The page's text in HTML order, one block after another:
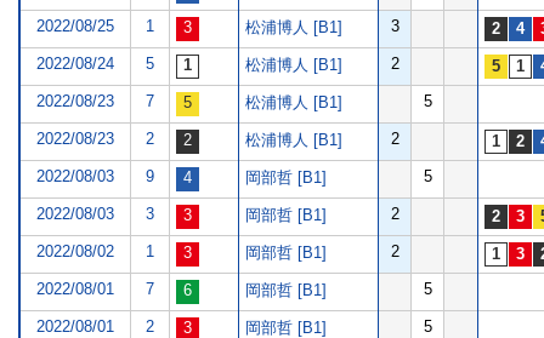
2022/08/25 1 松浦博人 [B1] 3
2022/08/24 5 松浦博人 [B1] 2
2022/08/23 7 松浦博人 [B1] 5
2022/08/23 2 松浦博人 [B1] 2
2022/08/03 9 岡部哲 [B1] 5
2022/08/03 3 岡部哲 [B1] 2
2022/08/02 1 岡部哲 [B1] 2
2022/08/01 7 岡部哲 [B1] 5
2022/08/01 2 岡部哲 [B1] 5